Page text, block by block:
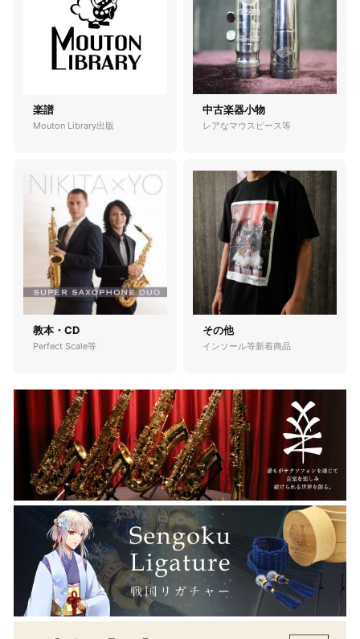
楽譜
Mouton Library出版
中古楽器小物
レアなマウスピース等
教本・CD
Perfect Scale等
その他
インソール等新着商品